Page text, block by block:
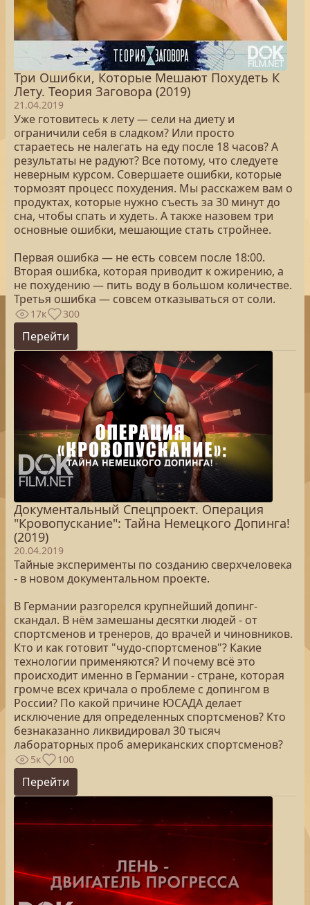
Три Ошибки, Которые Мешают Похудеть К
Лету. Теория Заговора (2019)
21.04.2019
Уже готовитесь к лету — сели на диету и
ограничили себя в сладком? Или просто
стараетесь не налегать на еду после 18 часов? А
результаты не радуют? Все потому, что следуете
неверным курсом. Совершаете ошибки, которые
тормозят процесс похудения. Мы расскажем вам о
продуктах, которые нужно съесть за 30 минут до
сна, чтобы спать и худеть. А также назовем три
основные ошибки, мешающие стать стройнее.
Первая ошибка — не есть совсем после 18:00.
Вторая ошибка, которая приводит к ожирению, а
не похудению — пить воду в большом количестве.
Третья ошибка — совсем отказываться от соли.
17к 300
Перейти
Документальный Спецпроект. Операция
"Кровопускание": Тайна Немецкого Допинга!
(2019)
20.04.2019
Тайные эксперименты по созданию сверхчеловека
- в новом документальном проекте.
В Германии разгорелся крупнейший допинг-
скандал. В нём замешаны десятки людей - от
спортсменов и тренеров, до врачей и чиновников.
Кто и как готовит "чудо-спортсменов"? Какие
технологии применяются? И почему всё это
происходит именно в Германии - стране, которая
громче всех кричала о проблеме с допингом в
России? По какой причине ЮСАДА делает
исключение для определенных спортсменов? Кто
безнаказанно ликвидировал 30 тысяч
лабораторных проб американских спортсменов?
5к 100
Перейти